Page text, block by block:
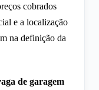
cobrados
e a localização
na definição da
de garagem